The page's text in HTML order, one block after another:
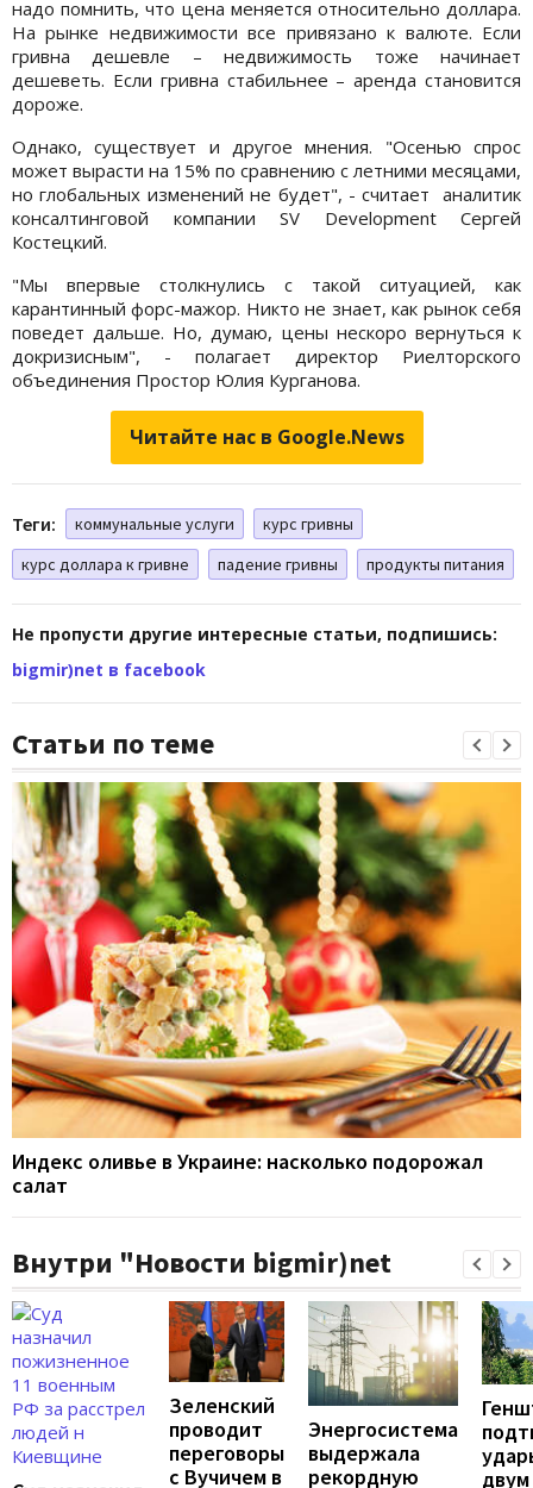
надо помнить, что цена меняется относительно доллара.
На рынке недвижимости все привязано к валюте. Если
гривна дешевле – недвижимость тоже начинает
дешеветь. Если гривна стабильнее – аренда становится
дороже.
Однако, существует и другое мнения. "Осенью спрос
может вырасти на 15% по сравнению с летними месяцами,
но глобальных изменений не будет", - считает аналитик
консалтинговой компании SV Development Сергей
Костецкий.
"Мы впервые столкнулись с такой ситуацией, как
карантинный форс-мажор. Никто не знает, как рынок себя
поведет дальше. Но, думаю, цены нескоро вернуться к
докризисным", - полагает директор Риелторского
объединения Простор Юлия Курганова.
Читайте нас в Google.News
Теги: коммунальные услуги
курс гривны
курс доллара к гривне
падение гривны продукты питания
Не пропусти другие интересные статьи, подпишись:
bigmir)net в facebook
Статьи по теме
Индекс оливье в Украине: насколько подорожал
салат
Внутри "Новости bigmir)net
Зеленский
проводит
переговоры
с Вучичем в
Энергосистема
выдержала
рекордную